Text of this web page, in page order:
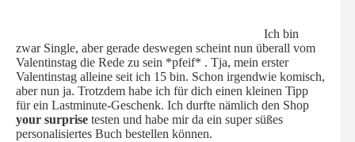
Ich bin
zwar Single, aber gerade deswegen scheint nun überall vom
Valentinstag die Rede zu sein *pfeif* . Tja, mein erster
Valentinstag alleine seit ich 15 bin. Schon irgendwie komisch,
aber nun ja. Trotzdem habe ich für dich einen kleinen Tipp
für ein Lastminute-Geschenk. Ich durfte nämlich den Shop
your surprise testen und habe mir da ein super süßes
personalisiertes Buch bestellen können.